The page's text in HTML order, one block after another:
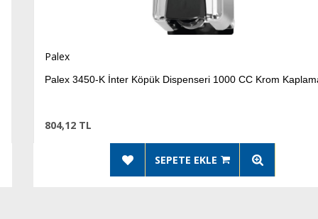
Palex 3450-K İnter Köpük Dispenseri 1000 CC Krom Kaplama
804,12 TL
SEPETE EKLE